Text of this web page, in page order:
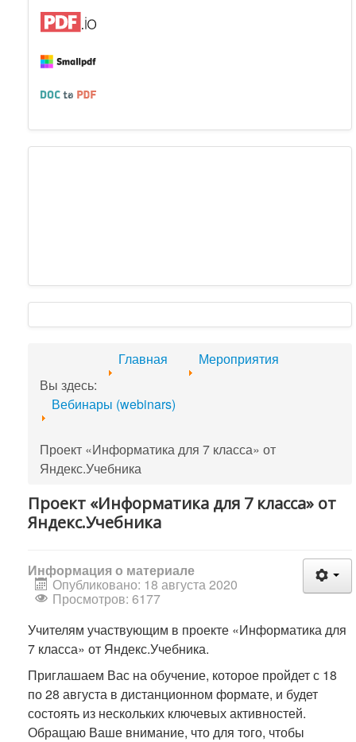
Вы здесь:
Главная Мероприятия
Вебинары (webinars)
Проект «Информатика для 7 класса» от
Яндекс.Учебника
Проект «Информатика для 7 класса» от
Яндекс.Учебника
Информация о материале
Опубликовано: 18 августа 2020
Просмотров: 6177
Учителям участвующим в проекте «Информатика для
7 класса» от Яндекс.Учебника.
Приглашаем Вас на обучение, которое пройдет с 18
по 28 августа в дистанционном формате, и будет
состоять из нескольких ключевых активностей.
Обращаю Ваше внимание, что для того, чтобы